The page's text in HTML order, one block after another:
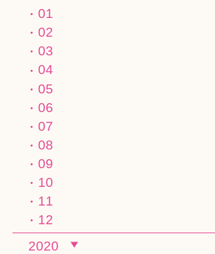
01
02
03
04
05
06
07
08
09
10
11
12
2020